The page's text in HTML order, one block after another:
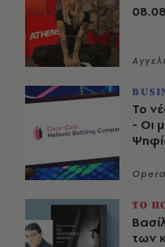
Το
- Οι
ΤΟ
των